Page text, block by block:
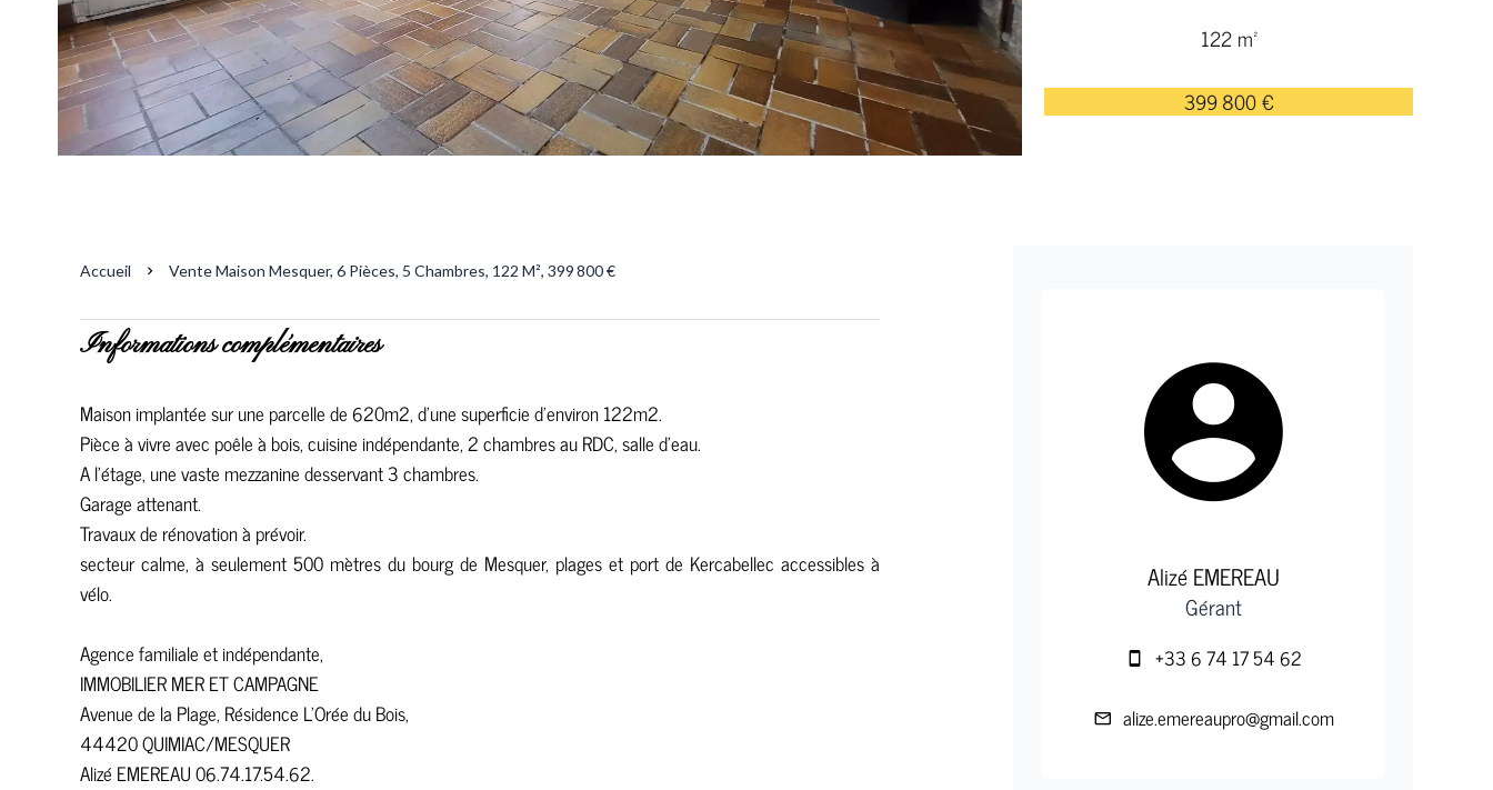
122 m²
399 800 €
Accueil Vente Maison Mesquer, 6 Pièces, 5 Chambres, 122 M², 399 800 €
Informations complémentaires
Maison implantée sur une parcelle de 620m2, d'une superficie d'environ 122m2.
Pièce à vivre avec poêle à bois, cuisine indépendante, 2 chambres au RDC, salle d'eau.
A l'étage, une vaste mezzanine desservant 3 chambres.
Garage attenant.
Travaux de rénovation à prévoir.
secteur calme, à seulement 500 mètres du bourg de Mesquer, plages et port de Kercabellec accessibles à
vélo.
Agence familiale et indépendante,
IMMOBILIER MER ET CAMPAGNE
Avenue de la Plage, Résidence L'Orée du Bois,
44420 QUIMIAC/MESQUER
Alizé EMEREAU 06.74.17.54.62.
Alizé EMEREAU
Gérant
+33 6 74 17 54 62
alize.emereaupro@gmail.com